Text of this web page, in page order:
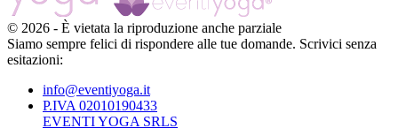
© 2026 - È vietata la riproduzione anche parziale
Siamo sempre felici di rispondere alle tue domande. Scrivici senza
esitazioni:
info@eventiyoga.it
P.IVA 02010190433
EVENTI YOGA SRLS